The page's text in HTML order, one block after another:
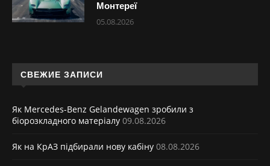
Монтереї
05.08.2026
СВЕЖИЕ ЗАПИСИ
Як Mercedes-Benz Gelandewagen зробили з
біорозкладного матеріалу 09.08.2026
Як на КрАЗ підбирали нову кабіну 08.08.2026